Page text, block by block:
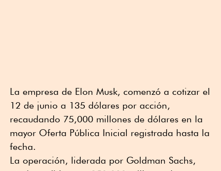
La empresa de Elon Musk, comenzó a cotizar el
12 de junio a 135 dólares por acción,
recaudando 75,000 millones de dólares en la
mayor Oferta Pública Inicial registrada hasta la
fecha.
La operación, liderada por Goldman Sachs,